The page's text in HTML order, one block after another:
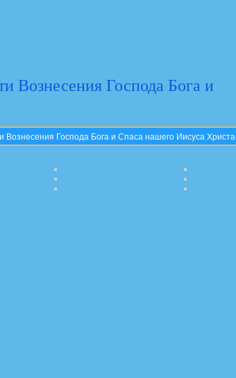
Вознесения Господа Бога и
Вознесения Господа Бога и Спаса нашего Иисуса Христа